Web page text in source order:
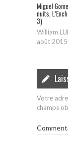
Miguel
nuits,
3)
William
août 2015
Votre
champs